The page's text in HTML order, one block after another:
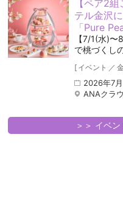
【ペア2
テル金沢
「Pure
【7/1(水)
で桃づくし
[ イベント ／
2026年7
ANAクラ
＞＞ イベ